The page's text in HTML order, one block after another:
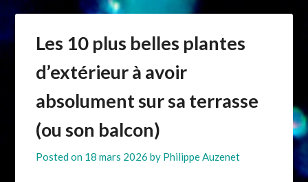
Les 10 plus belles plantes
d’extérieur à avoir
absolument sur sa terrasse
(ou son balcon)
Posted on 18 mars 2026 by Philippe Auzenet